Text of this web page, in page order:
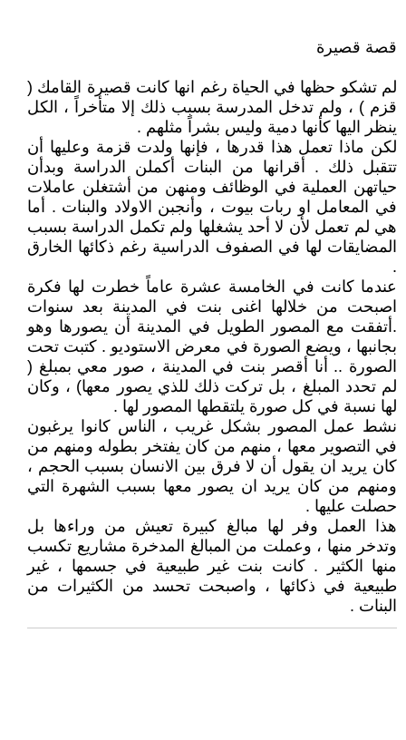
قصة قصيرة
لم تشكو حظها في الحياة رغم انها كانت قصيرة القامك (
قزم ) ، ولم تدخل المدرسة بسبب ذلك إلا متأخراً ، الكل
ينظر اليها كأنها دمية وليس بشراً مثلهم .
لكن ماذا تعمل هذا قدرها ، فإنها ولدت قزمة وعليها أن
تتقبل ذلك . أقرانها من البنات أكملن الدراسة وبدأن
حياتهن العملية في الوظائف ومنهن من أشتغلن عاملات
في المعامل او ربات بيوت ، وأنجبن الاولاد والبنات . أما
هي لم تعمل لأن لا أحد يشغلها ولم تكمل الدراسة بسبب
المضايقات لها في الصفوف الدراسية رغم ذكائها الخارق
.
عندما كانت في الخامسة عشرة عاماً خطرت لها فكرة
اصبحت من خلالها اغنى بنت في المدينة بعد سنوات
.أتفقت مع المصور الطويل في المدينة أن يصورها وهو
بجانبها ، ويضع الصورة في معرض الاستوديو . كتبت تحت
الصورة .. أنا أقصر بنت في المدينة ، صور معي بمبلغ (
لم تحدد المبلغ ، بل تركت ذلك للذي يصور معها) ، وكان
لها نسبة في كل صورة يلتقطها المصور لها .
نشط عمل المصور بشكل غريب ، الناس كانوا يرغبون
في التصوير معها ، منهم من كان يفتخر بطوله ومنهم من
كان يريد ان يقول أن لا فرق بين الانسان بسبب الحجم ،
ومنهم من كان يريد ان يصور معها بسبب الشهرة التي
حصلت عليها .
هذا العمل وفر لها مبالغ كبيرة تعيش من وراءها بل
وتدخر منها ، وعملت من المبالغ المدخرة مشاريع تكسب
منها الكثير . كانت بنت غير طبيعية في جسمها ، غير
طبيعية في ذكائها ، واصبحت تحسد من الكثيرات من
البنات .